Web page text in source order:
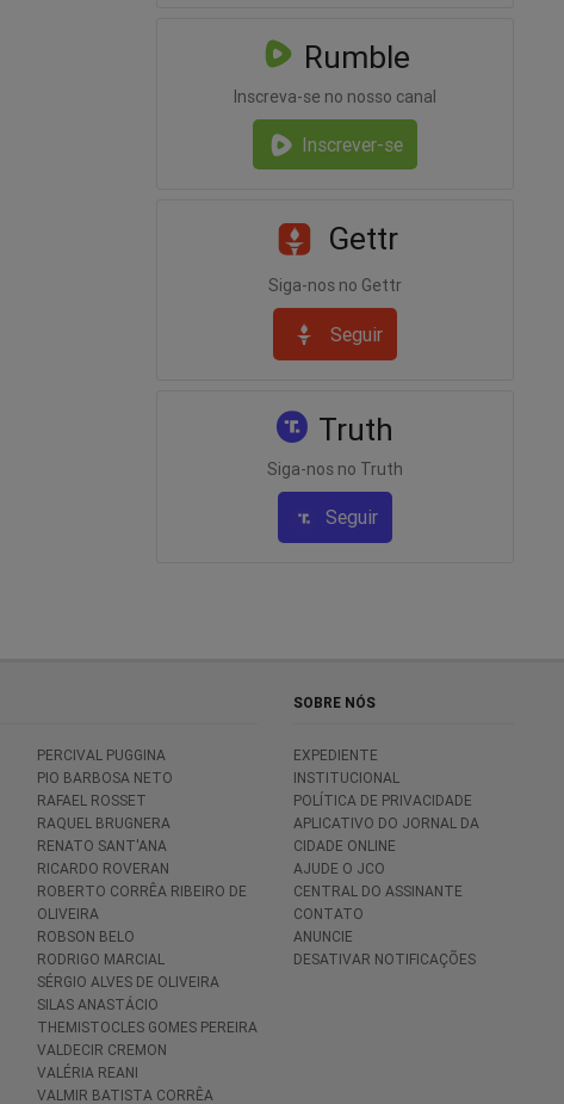
Rumble
Inscreva-se no nosso canal
Inscrever-se
Gettr
Siga-nos no Gettr
Seguir
Truth
Siga-nos no Truth
Seguir
PERCIVAL PUGGINA
PIO BARBOSA NETO
RAFAEL ROSSET
RAQUEL BRUGNERA
RENATO SANT'ANA
RICARDO ROVERAN
ROBERTO CORRÊA RIBEIRO DE
OLIVEIRA
ROBSON BELO
RODRIGO MARCIAL
SÉRGIO ALVES DE OLIVEIRA
SILAS ANASTÁCIO
THEMISTOCLES GOMES PEREIRA
VALDECIR CREMON
VALÉRIA REANI
VALMIR BATISTA CORRÊA
SOBRE NÓS
EXPEDIENTE
INSTITUCIONAL
POLÍTICA DE PRIVACIDADE
APLICATIVO DO JORNAL DA
CIDADE ONLINE
AJUDE O JCO
CENTRAL DO ASSINANTE
CONTATO
ANUNCIE
DESATIVAR NOTIFICAÇÕES